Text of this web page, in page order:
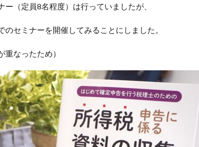
ー（定員8名程度）は行っていましたが、
のセミナーを開催してみることにしました。
重なったため）